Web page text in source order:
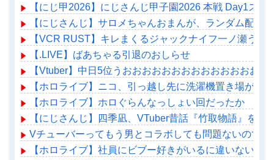
【にじ甲2026】にじさんじ甲子園2026 本戦 Day1スタ
【にじさんじ】サロメちゃんおまんが、ランダム配置
【VCR RUST】キレまくるジャックナイフ一ノ瀬うる
【.LIVE】ばあちゃる引退のおしらせ
【Vtuber】中日5位うおおおおおおおおおおおおおおお
【ホロライブ】ニコ、引っ越し先に洗濯機置き場がない
【ホロライブ】ホロぐらんなっしょい回だったか
【にじさんじ】四季凪、VTuber昔話『竹取物語』を
Vチューバーってもう男とコラボしても問題ないのでは
【ホロライブ】社員にビブー好きがいるに違いない（